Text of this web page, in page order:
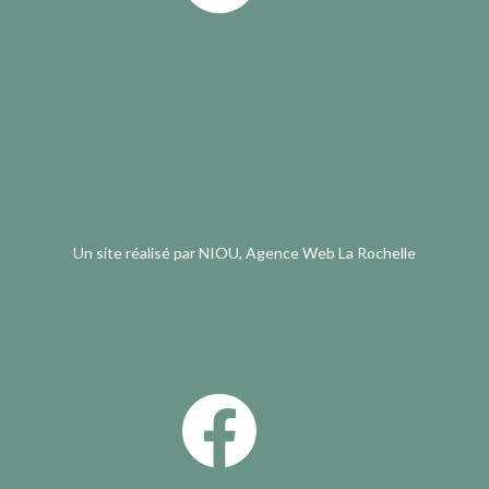
Un site réalisé parNIOU, Agence Web La Rochelle
